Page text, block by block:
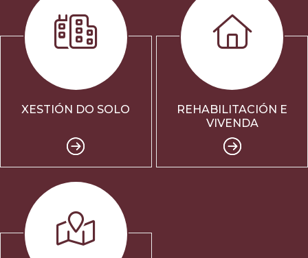
XESTIÓN DO SOLO
REHABILITACIÓN E
VIVENDA